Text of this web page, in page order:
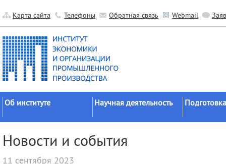
Карта сайта Телефоны Обратная связь Webmail
Об институте
Официальные документы
История
Научная деятельность
исследований
Новости и события
11 сентября 2023